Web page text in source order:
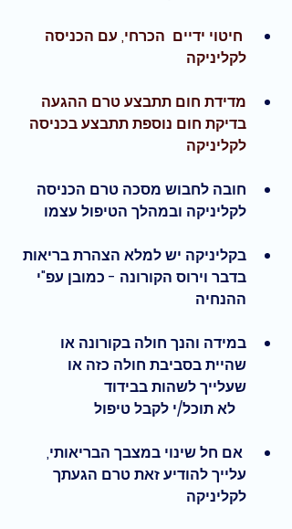
חיטוי ידיים  הכרחי, עם הכניסה
לקליניקה
מדידת חום תתבצע טרם ההגעה
בדיקת חום נוספת תתבצע בכניסה
לקליניקה
חובה לחבוש מסכה טרם הכניסה
לקליניקה ובמהלך הטיפול עצמו
בקליניקה יש למלא הצהרת בריאות
בדבר וירוס הקורונה - כמובן עפ"י
ההנחיה
במידה והנך חולה בקורונה או
שהיית בסביבת חולה כזה או
שעלייך לשהות בבידוד
אם חל שינוי במצבך הבריאותי,
עלייך להודיע זאת טרם הגעתך
לקליניקה